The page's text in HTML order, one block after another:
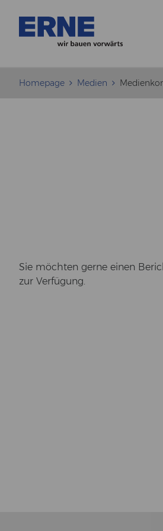
Homepage Medien
Sie möch­ten gerne einen
zur Ver­fü­gung.